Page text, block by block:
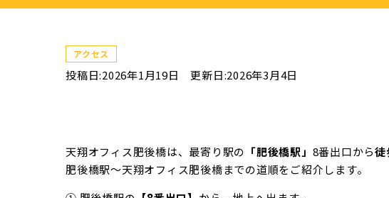
アクセス
投稿日:2026年1月19日更新日:2026年3月4日
天翔オフィス肥後橋は、最寄り駅の 「肥後橋駅」 8番出口から徒
肥後橋駅～天翔オフィス肥後橋までの道順をご紹介します。